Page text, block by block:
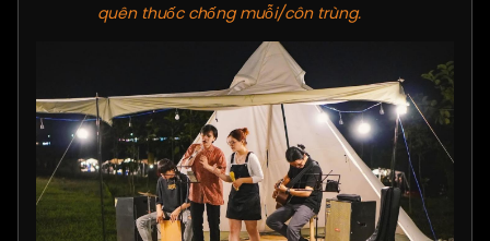
quên thuốc chống muỗi/côn trùng.